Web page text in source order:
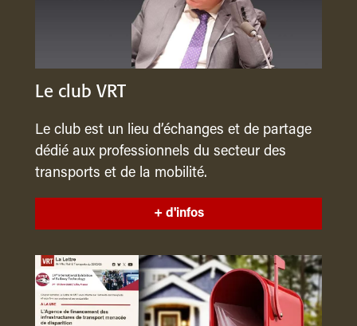
Le club VRT
Le club est un lieu d’échanges et de partage
dédié aux professionnels du secteur des
transports et de la mobilité.
+ d'infos